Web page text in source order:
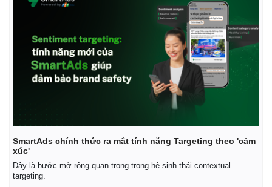
Khởi nghiệp
Thị trường
Giá vàng
Chứng khoán
SmartAds chính thức ra mắt tính năng Targeting theo 'cảm
xúc'
Đây là bước mở rộng quan trọng trong hệ sinh thái contextual
targeting.